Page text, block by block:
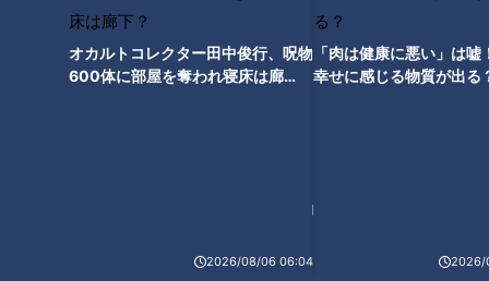
オカルトコレクター田中俊行、呪物
600体に部屋を奪われ寝床は廊
2026/08/06 06:04
「肉は健康に悪い」は嘘
幸せに感じる物質が出る
2026/
な店内で、オムライスの上にポークカツがのった『オムカツ』
(1,280円)や、チキンカツにチーズがたっぷりかかった『Wチー
ズチキン』(1,580円)などボリューム満点のメニューがいただ